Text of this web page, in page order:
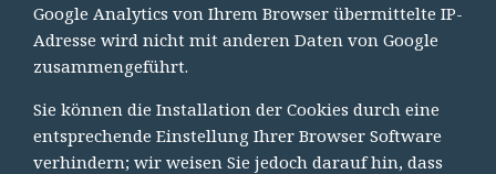
Google Analytics von Ihrem Browser übermittelte IP-
Adresse wird nicht mit anderen Daten von Google
zusammengeführt.
Sie können die Installation der Cookies durch eine
entsprechende Einstellung Ihrer Browser Software
verhindern; wir weisen Sie jedoch darauf hin, dass